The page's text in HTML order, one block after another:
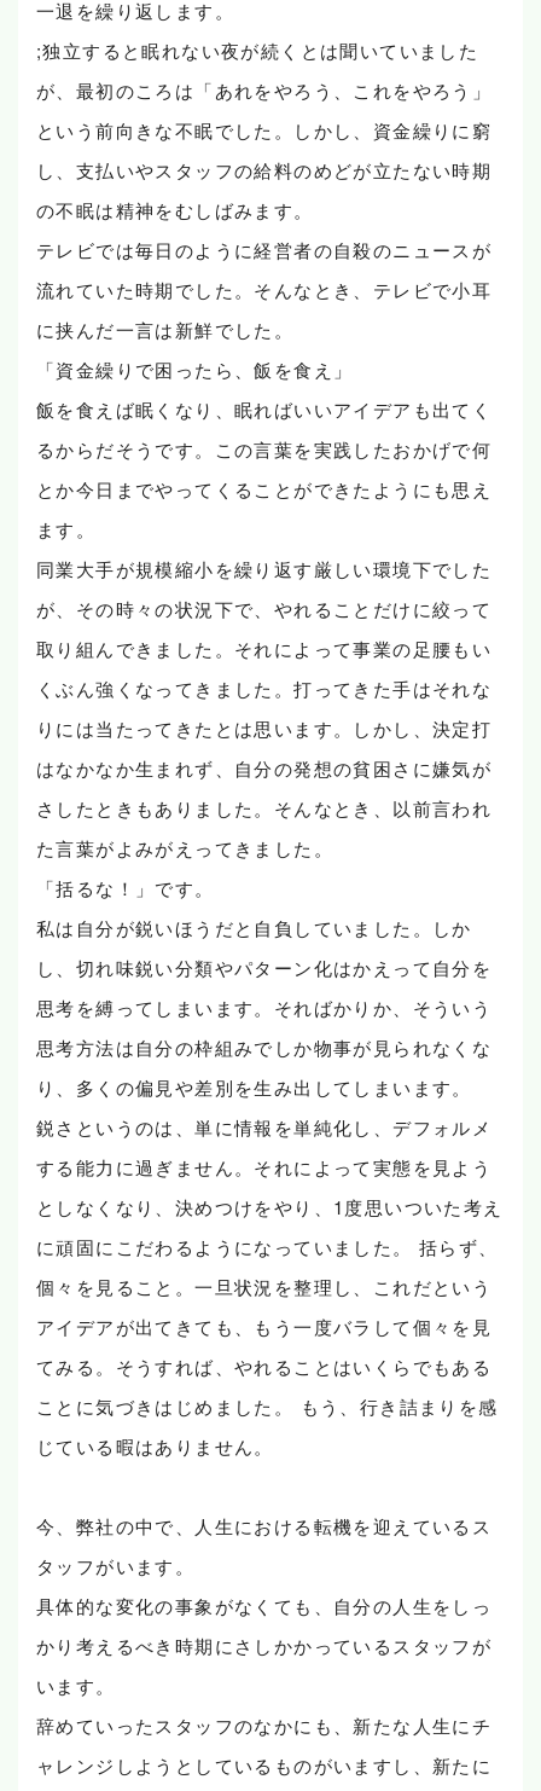
一退を繰り返します。
;独立すると眠れない夜が続くとは聞いていました
が、最初のころは「あれをやろう、これをやろう」
という前向きな不眠でした。しかし、資金繰りに窮
し、支払いやスタッフの給料のめどが立たない時期
の不眠は精神をむしばみます。
テレビでは毎日のように経営者の自殺のニュースが
流れていた時期でした。そんなとき、テレビで小耳
に挟んだ一言は新鮮でした。
「資金繰りで困ったら、飯を食え」
飯を食えば眠くなり、眠ればいいアイデアも出てく
るからだそうです。この言葉を実践したおかげで何
とか今日までやってくることができたようにも思え
ます。
同業大手が規模縮小を繰り返す厳しい環境下でした
が、その時々の状況下で、やれることだけに絞って
取り組んできました。それによって事業の足腰もい
くぶん強くなってきました。打ってきた手はそれな
りには当たってきたとは思います。しかし、決定打
はなかなか生まれず、自分の発想の貧困さに嫌気が
さしたときもありました。そんなとき、以前言われ
た言葉がよみがえってきました。
「括るな！」です。
私は自分が鋭いほうだと自負していました。しか
し、切れ味鋭い分類やパターン化はかえって自分を
思考を縛ってしまいます。そればかりか、そういう
思考方法は自分の枠組みでしか物事が見られなくな
り、多くの偏見や差別を生み出してしまいます。
鋭さというのは、単に情報を単純化し、デフォルメ
する能力に過ぎません。それによって実態を見よう
としなくなり、決めつけをやり、1度思いついた考え
に頑固にこだわるようになっていました。 括らず、
個々を見ること。一旦状況を整理し、これだという
アイデアが出てきても、もう一度バラして個々を見
てみる。そうすれば、やれることはいくらでもある
ことに気づきはじめました。 もう、行き詰まりを感
じている暇はありません。
今、弊社の中で、人生における転機を迎えているス
タッフがいます。
具体的な変化の事象がなくても、自分の人生をしっ
かり考えるべき時期にさしかかっているスタッフが
います。
辞めていったスタッフのなかにも、新たな人生にチ
ャレンジしようとしているものがいますし、新たに